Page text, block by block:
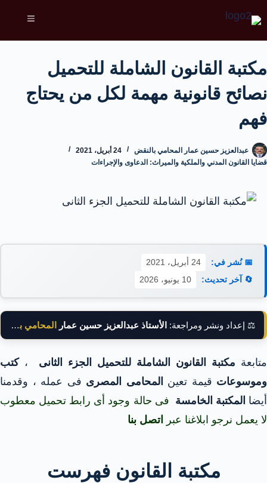
مكتبة القانون الشاملة للتحميل
نصائح قانونية مهمة لكل من يحتاج
فهم
عبدالعزيز حسين عمار المحامي بالنقض
24 أبريل، 2021
قضايا القانون المدني والملكية والميراث: الدعاوى والإجراءات
📅 نُشر في:
24 أبريل، 2021
🔄 آخر تحديث:
10 يونيو، 2026
⚖️ إعداد ونشر ومراجعة: الأستاذ عبدالعزيز حسين عمار المحامي بالنقض
متابعة مكتبة القانون الشاملة للتحميل الجزء الثانى ،كتب
وموسوعات قيمة تعين المحامى المصرى فى عمله ، وقدمنا
أيضا المكتبة الخامسة فى حالة وجود أى رابط تحميل معطوب
لا يعمل نرجو ابلاغنا عبر
اتصل بنا
مكتبة القانون فهرست